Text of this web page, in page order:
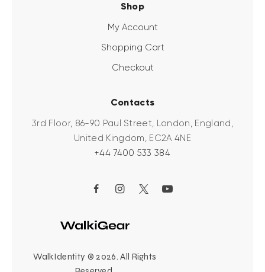
Shop
My Account
Shopping Cart
Checkout
Contacts
3rd Floor, 86-90 Paul Street, London, England,
United Kingdom, EC2A 4NE
+44 7400 533 384
WalkIdentity © 2026. All Rights